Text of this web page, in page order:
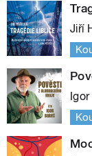
Jiří